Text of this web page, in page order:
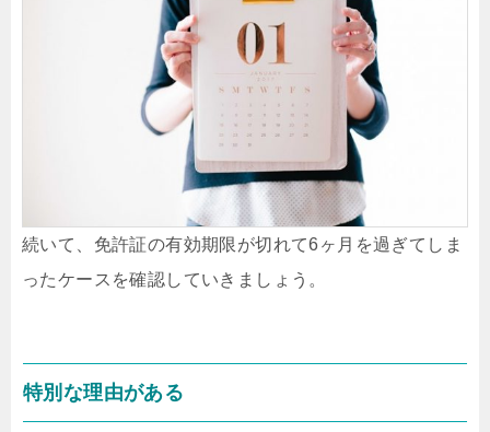
続いて、免許証の有効期限が切れて6ヶ月を過ぎてしま
ったケースを確認していきましょう。
特別な理由がある